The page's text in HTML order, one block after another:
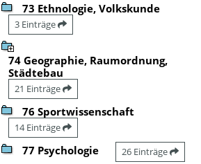
73 Ethnologie, Volkskunde
3 Einträge
74 Geographie, Raumordnung,
Städtebau
21 Einträge
76 Sportwissenschaft
14 Einträge
77 Psychologie 26 Einträge